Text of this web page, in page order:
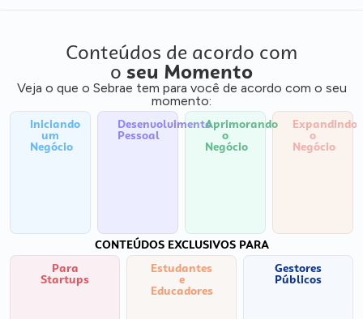
Conteúdos de acordo com
o seu Momento
Veja o que o Sebrae tem para você de acordo com o seu
momento:
Iniciando
um
Negócio
Desenvolvimento
Pessoal
Aprimorando
o
Negócio
Expandindo
o
Negócio
CONTEÚDOS EXCLUSIVOS PARA
Para
Startups
Estudantes
e
Educadores
Gestores
Públicos